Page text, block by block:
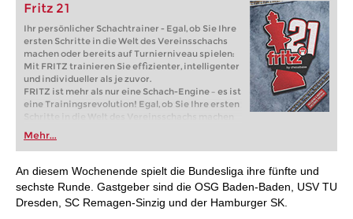
Fritz 21
Ihr persönlicher Schachtrainer - Egal, ob Sie Ihre
ersten Schritte in die Welt des Vereinsschachs
machen oder bereits auf Turnierniveau spielen:
Mit FRITZ trainieren Sie effizienter, intelligenter
und individueller als je zuvor.
FRITZ ist mehr als nur eine Schach-Engine – es ist
eine Trainingsrevolution! Egal, ob Sie Ihre ersten
Schritte in die Welt des Vereinsschachs machen
oder bereits auf Turnierniveau spielen: Mit
FRITZ trainieren Sie effizienter, intelligenter und
individueller als je zuvor.
Mehr...
An diesem Wochenende spielt die Bundesliga ihre fünfte und
sechste Runde. Gastgeber sind die OSG Baden-Baden, USV TU
Dresden, SC Remagen-Sinzig und der Hamburger SK.